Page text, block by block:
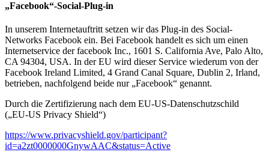
„Facebook“-Social-Plug-in
In unserem Internetauftritt setzen wir das Plug-in des Social-
Networks Facebook ein. Bei Facebook handelt es sich um einen
Internetservice der facebook Inc., 1601 S. California Ave, Palo Alto,
CA 94304, USA. In der EU wird dieser Service wiederum von der
Facebook Ireland Limited, 4 Grand Canal Square, Dublin 2, Irland,
betrieben, nachfolgend beide nur „Facebook“ genannt.
Durch die Zertifizierung nach dem EU-US-Datenschutzschild
(„EU-US Privacy Shield“)
https://www.privacyshield.gov/participant?
id=a2zt0000000GnywAAC&status=Active